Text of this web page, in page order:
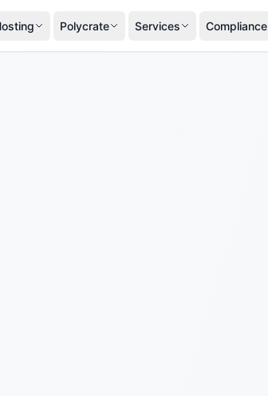
Polycrate Services Compliance